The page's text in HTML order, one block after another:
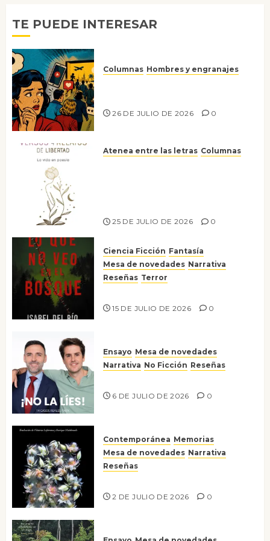
TE PUEDE INTERESAR
Columnas Hombres y engranajes
26 DE JULIO DE 2026 0
Atenea entre las letras Columnas
25 DE JULIO DE 2026 0
Ciencia Ficción Fantasía
Mesa de novedades Narrativa
Reseñas Terror
15 DE JULIO DE 2026 0
Ensayo Mesa de novedades
Narrativa No Ficción Reseñas
6 DE JULIO DE 2026 0
Contemporánea Memorias
Mesa de novedades Narrativa
Reseñas
2 DE JULIO DE 2026 0